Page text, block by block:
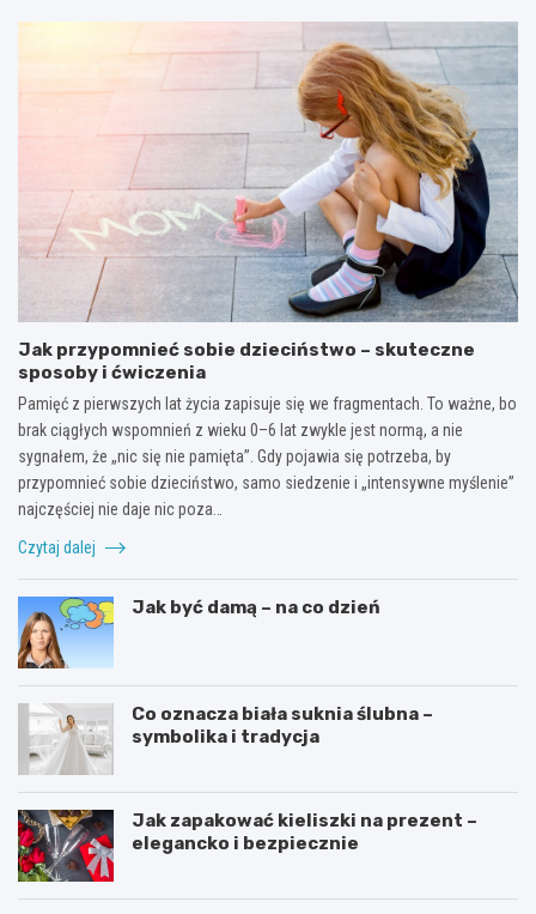
Jak przypomnieć sobie dzieciństwo – skuteczne
sposoby i ćwiczenia
Pamięć z pierwszych lat życia zapisuje się we fragmentach. To ważne, bo
brak ciągłych wspomnień z wieku 0–6 lat zwykle jest normą, a nie
sygnałem, że „nic się nie pamięta”. Gdy pojawia się potrzeba, by
przypomnieć sobie dzieciństwo, samo siedzenie i „intensywne myślenie”
najczęściej nie daje nic poza…
Czytaj dalej
Jak być damą – na co dzień
Co oznacza biała suknia ślubna –
symbolika i tradycja
Jak zapakować kieliszki na prezent –
elegancko i bezpiecznie